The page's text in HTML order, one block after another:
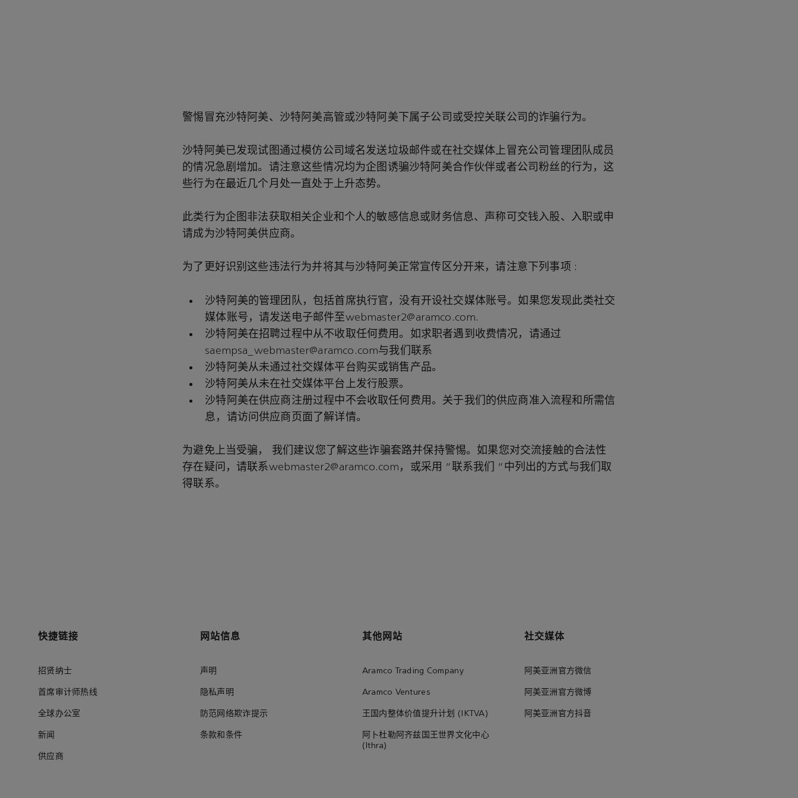
警惕冒充沙特阿美、沙特阿美高管或沙特阿美下属子公司或受控关联公司的诈骗行为。
沙特阿美已发现试图通过模仿公司域名发送垃圾邮件或在社交媒体上冒充公司管理团队成员
的情况急剧增加。请注意这些情况均为企图诱骗沙特阿美合作伙伴或者公司粉丝的行为，这
些行为在最近几个月处一直处于上升态势。
此类行为企图非法获取相关企业和个人的敏感信息或财务信息、声称可交钱入股、入职或申
请成为沙特阿美供应商。
为了更好识别这些违法行为并将其与沙特阿美正常宣传区分开来，请注意下列事项 :
沙特阿美的管理团队，包括首席执行官，没有开设社交媒体账号。如果您发现此类社交
媒体账号，请发送电子邮件至webmaster2@aramco.com.
沙特阿美在招聘过程中从不收取任何费用。如求职者遇到收费情况，请通过
saempsa_webmaster@aramco.com与我们联系
沙特阿美从未通过社交媒体平台购买或销售产品。
沙特阿美从未在社交媒体平台上发行股票。
沙特阿美在供应商注册过程中不会收取任何费用。关于我们的供应商准入流程和所需信
息，请访问供应商页面了解详情。
为避免上当受骗， 我们建议您了解这些诈骗套路并保持警惕。如果您对交流接触的合法性
存在疑问，请联系webmaster2@aramco.com，或采用 "联系我们 "中列出的方式与我们取
得联系。
快捷链接
招贤纳士
首席审计师热线
全球办公室
新闻
供应商
网站信息
声明
隐私声明
防范网络欺诈提示
条款和条件
其他网站
Aramco Trading Company
Aramco Ventures
王国内整体价值提升计划 (IKTVA)
阿卜杜勒阿齐兹国王世界文化中心
(Ithra)
社交媒体
阿美亚洲官方微信
阿美亚洲官方微博
阿美亚洲官方抖音